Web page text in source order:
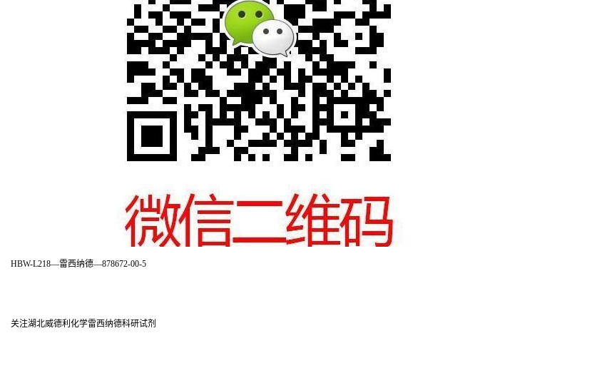
HBW-L218—雷西纳德—878672-00-5
关注湖北威德利化学雷西纳德科研试剂